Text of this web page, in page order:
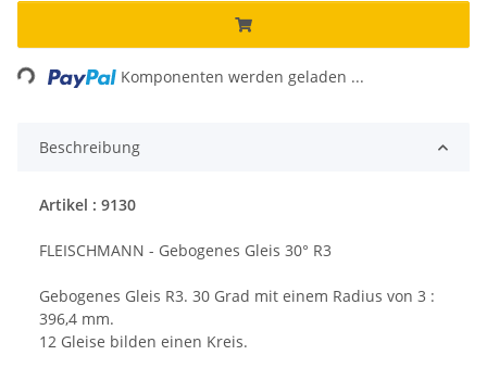
Komponenten werden geladen ...
Beschreibung
Artikel : 9130
FLEISCHMANN - Gebogenes Gleis 30° R3
Gebogenes Gleis R3. 30 Grad mit einem Radius von 3 :
396,4 mm.
12 Gleise bilden einen Kreis.